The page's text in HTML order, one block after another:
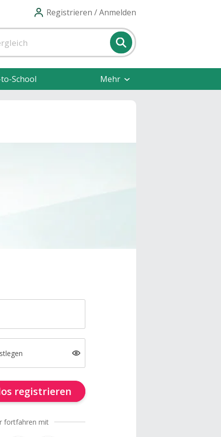
Registrieren / Anmelden
School Mehr
registrieren
fortfahren mit